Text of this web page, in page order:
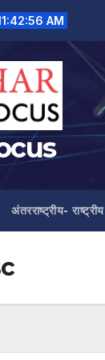
AM
अंतरराष्ट्रीय- राष्ट्रीय